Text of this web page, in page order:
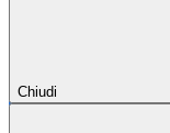
Chiudi